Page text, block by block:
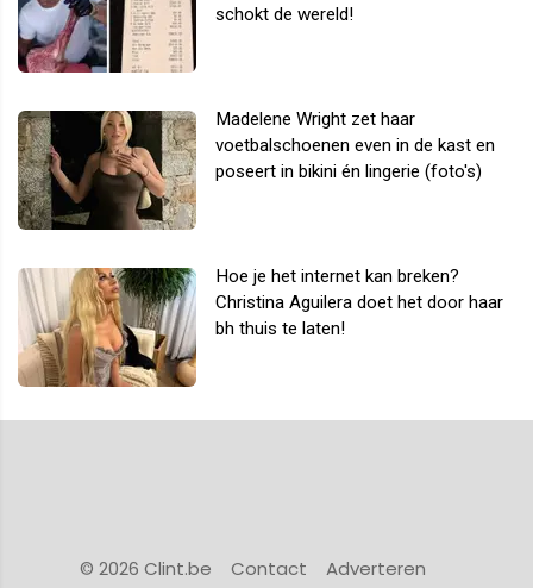
schokt de wereld!
Madelene Wright zet haar
voetbalschoenen even in de kast en
poseert in bikini én lingerie (foto's)
Hoe je het internet kan breken?
Christina Aguilera doet het door haar
bh thuis te laten!
© 2026 Clint.be Contact
Adverteren